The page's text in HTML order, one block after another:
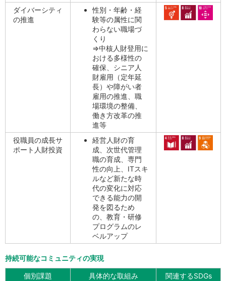
ダイバーシティ
の推進
性別・年齢・経
験等の属性に関
わらない職場づ
くり
⇒中核人財登用に
おける多様性の
確保、シニア人
財雇用（定年延
長）や障がい者
雇用の推進、職
場環境の整備、
働き方改革の推
進等
役職員の成長サ
ポート人財投資
経営人財の育
成、次世代管理
職の育成、専門
性の向上、ITスキ
ルなど新たな時
代の変化に対応
できる能力の開
発を図るため
の、教育・研修
プログラムのレ
ベルアップ
持続可能なコミュニティの実現
個別課題 具体的な取組み
関連するSDGs